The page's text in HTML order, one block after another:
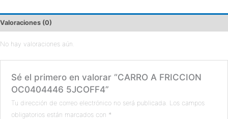
Valoraciones (0)
No hay valoraciones aún.
Sé el primero en valorar “CARRO A FRICCION
OC0404446 5JCOFF4”
Tu dirección de correo electrónico no será publicada. Los campos
obligatorios están marcados con *